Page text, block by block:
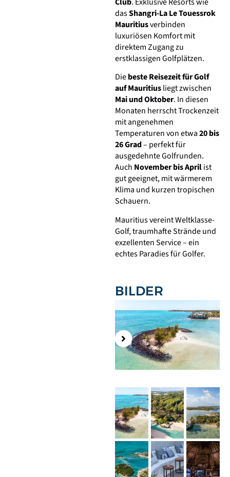
dasShangri-La Le Touessrok
Mauritiusverbinden
luxuriösen Komfort mit
direktem Zugang zu
erstklassigen Golfplätzen.
Diebeste Reisezeit für Golf
auf Mauritiusliegt zwischen
Mai und Oktober. In diesen
Monaten herrscht Trockenzeit
mit angenehmen
Temperaturen von etwa20 bis
26 Grad– perfekt für
ausgedehnte Golfrunden.
Auch November bis Aprilist
gut geeignet, mit wärmerem
Klima und kurzen tropischen
Schauern.
Mauritius vereint Weltklasse-
Golf, traumhafte Strände und
exzellenten Service – ein
echtes Paradies für Golfer.
BILDER